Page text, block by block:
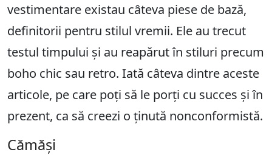
vestimentare existau câteva piese de bază,
definitorii pentru stilul vremii. Ele au trecut
testul timpului și au reapărut în stiluri precum
boho chic sau retro. Iată câteva dintre aceste
articole, pe care poți să le porți cu succes și în
prezent, ca să creezi o ținută nonconformistă.
Cămăși